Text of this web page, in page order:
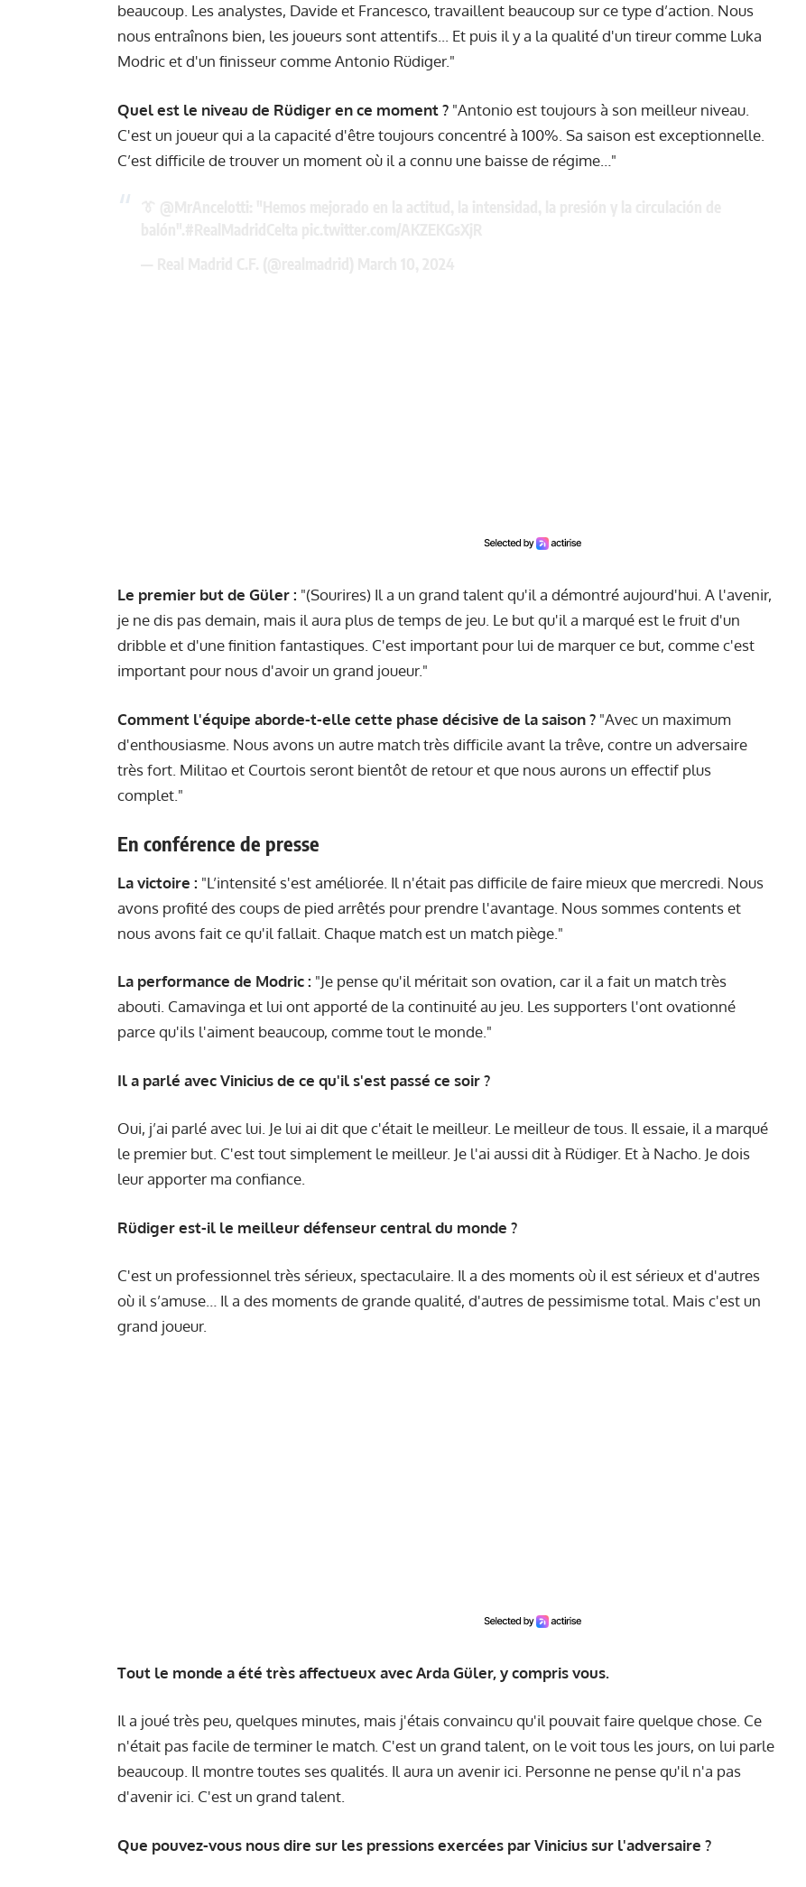
beaucoup. Les analystes, Davide et Francesco, travaillent beaucoup sur ce type d’action. Nous
nous entraînons bien, les joueurs sont attentifs... Et puis il y a la qualité d'un tireur comme Luka
Modric et d'un finisseur comme Antonio Rüdiger."
Quel est le niveau de Rüdiger en ce moment ? "Antonio est toujours à son meilleur niveau.
C'est un joueur qui a la capacité d'être toujours concentré à 100%. Sa saison est exceptionnelle.
C’est difficile de trouver un moment où il a connu une baisse de régime…"
Le premier but de Güler : "(Sourires) Il a un grand talent qu'il a démontré aujourd'hui. A l'avenir,
je ne dis pas demain, mais il aura plus de temps de jeu. Le but qu'il a marqué est le fruit d'un
dribble et d'une finition fantastiques. C'est important pour lui de marquer ce but, comme c'est
important pour nous d'avoir un grand joueur."
Comment l'équipe aborde-t-elle cette phase décisive de la saison ? "Avec un maximum
d'enthousiasme. Nous avons un autre match très difficile avant la trêve, contre un adversaire
très fort. Militao et Courtois seront bientôt de retour et que nous aurons un effectif plus
complet."
En conférence de presse
La victoire : "L’intensité s'est améliorée. Il n'était pas difficile de faire mieux que mercredi. Nous
avons profité des coups de pied arrêtés pour prendre l'avantage. Nous sommes contents et
nous avons fait ce qu'il fallait. Chaque match est un match piège."
La performance de Modric : "Je pense qu'il méritait son ovation, car il a fait un match très
abouti. Camavinga et lui ont apporté de la continuité au jeu. Les supporters l'ont ovationné
parce qu'ils l'aiment beaucoup, comme tout le monde."
Il a parlé avec Vinicius de ce qu'il s'est passé ce soir ?
Oui, j’ai parlé avec lui. Je lui ai dit que c'était le meilleur. Le meilleur de tous. Il essaie, il a marqué
le premier but. C'est tout simplement le meilleur. Je l'ai aussi dit à Rüdiger. Et à Nacho. Je dois
leur apporter ma confiance.
Rüdiger est-il le meilleur défenseur central du monde ?
C'est un professionnel très sérieux, spectaculaire. Il a des moments où il est sérieux et d'autres
où il s’amuse… Il a des moments de grande qualité, d'autres de pessimisme total. Mais c'est un
grand joueur.
Tout le monde a été très affectueux avec Arda Güler, y compris vous.
Il a joué très peu, quelques minutes, mais j'étais convaincu qu'il pouvait faire quelque chose. Ce
n'était pas facile de terminer le match. C'est un grand talent, on le voit tous les jours, on lui parle
beaucoup. Il montre toutes ses qualités. Il aura un avenir ici. Personne ne pense qu'il n'a pas
d'avenir ici. C'est un grand talent.
Que pouvez-vous nous dire sur les pressions exercées par Vinicius sur l'adversaire ?